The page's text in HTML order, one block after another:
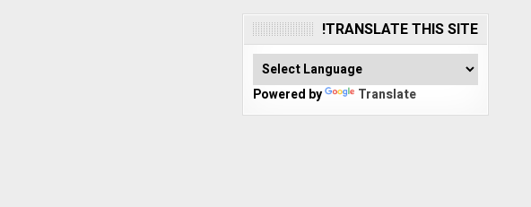
TRANSLATE THIS SITE!
Powered by Translate